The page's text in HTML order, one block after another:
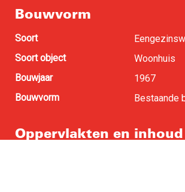
Bouwvorm
Soort
Soort object
Woonhuis
Bouwjaar
1967
Bouwvorm
Bestaande
Oppervlakten en inhoud